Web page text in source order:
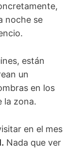
noche se
están
un
en los
la zona.
en el mes
Nada que ver